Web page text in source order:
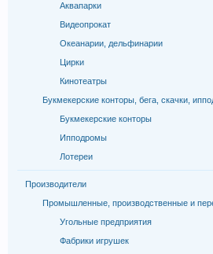
Аквапарки
Видеопрокат
Океанарии, дельфинарии
Цирки
Кинотеатры
Букмекерские конторы, бега, скачки,
Букмекерские конторы
Ипподромы
Лотереи
Производители
Промышленные, производственные и
Угольные предприятия
Фабрики игрушек